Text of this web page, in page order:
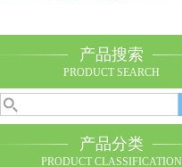
产品搜索
PRODUCT SEARCH
产品分类
PRODUCT CLASSIFICATION